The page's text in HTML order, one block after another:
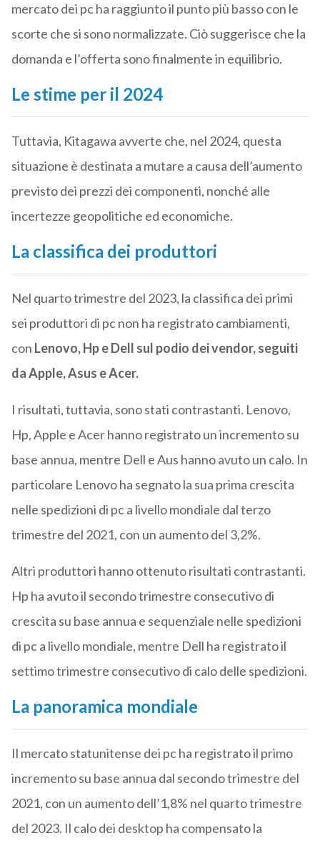
mercato dei pc ha raggiunto il punto più basso con le
scorte che si sono normalizzate. Ciò suggerisce che la
domanda e l’offerta sono finalmente in equilibrio.
Le stime per il 2024
Tuttavia, Kitagawa avverte che, nel 2024, questa
situazione è destinata a mutare a causa dell’aumento
previsto dei prezzi dei componenti, nonché alle
incertezze geopolitiche ed economiche.
La classifica dei produttori
Nel quarto trimestre del 2023, la classifica dei primi
sei produttori di pc non ha registrato cambiamenti,
con Lenovo, Hp e Dell sul podio dei vendor, seguiti
da Apple, Asus e Acer.
I risultati, tuttavia, sono stati contrastanti. Lenovo,
Hp, Apple e Acer hanno registrato un incremento su
base annua, mentre Dell e Aus hanno avuto un calo. In
particolare Lenovo ha segnato la sua prima crescita
nelle spedizioni di pc a livello mondiale dal terzo
trimestre del 2021, con un aumento del 3,2%.
Altri produttori hanno ottenuto risultati contrastanti.
Hp ha avuto il secondo trimestre consecutivo di
crescita su base annua e sequenziale nelle spedizioni
di pc a livello mondiale, mentre Dell ha registrato il
settimo trimestre consecutivo di calo delle spedizioni.
La panoramica mondiale
Il mercato statunitense dei pc ha registrato il primo
incremento su base annua dal secondo trimestre del
2021, con un aumento dell’1,8% nel quarto trimestre
del 2023. Il calo dei desktop ha compensato la